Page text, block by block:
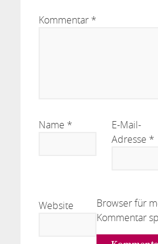
Kommentar *
Name *
E-Mail-
Adresse *
Website
Browser für
Kommentar